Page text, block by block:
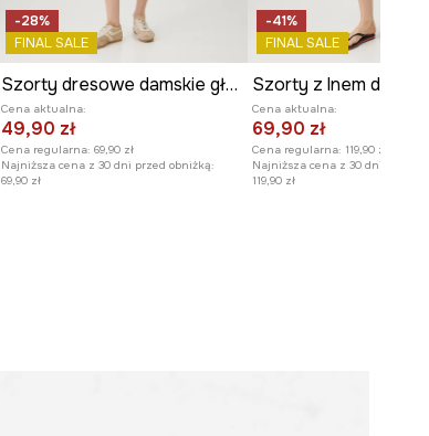
Modelka na zdjęciu ma 178 cm
wzrostu i ma na sobie rozmiar S.
Zobacz wymiary produktu
-28%
FINAL SALE
Szorty dresowe damskie gładkie kolor różowy
Cena aktualna:
49,90 zł
Cena regularna: 69,90 zł
Najniższa cena z 30 dni przed obniżką:
69,90 zł
-41%
FINAL SALE
Cena aktualna:
69,90 zł
Cena regularna: 119,90 zł
Najniższa cena z 30 dni przed
119,90 zł